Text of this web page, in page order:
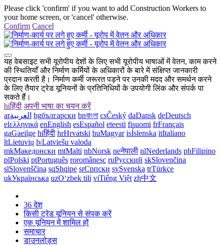
Please click 'confirm' if you want to add Construction Workers to
your home screen, or 'cancel' otherwise.
Confirm Cancel
यह वेबसाइट सभी यूरोपीय देशों के लिए सभी यूरोपीय भाषाओं में वेतन, काम करने
की स्थितियाँ और निर्माण कर्मियों के अधिकारों के बारे में संक्षिप्त जानकारी
प्रदान करती है। निर्माण कर्मी जरूरत पड़ने पर उनकी मदद और समर्थन करने
के लिए तैयार ट्रेड यूनियनों के प्रतिनिधियों के उपयोगी लिंक और संपर्क पा
सकते हैं।
hiहिंदी अपनी भाषा का चयन करें
arالعربية bgбългарски bnবাংলা csČeský daDansk deDeutsch
elελληνικά enEnglish esEspañol eteesti fisuomi frFrançais
gaGaeilge hiहिंदी hrHrvatski huMagyar isÍslenska itItaliano
ltLietuvių lvLatviešu valoda
mkМакедонски mtMalti nbNorsk neनेपाली nlNederlands phFilipino
plPolski ptPortuguês roromânesc ruРусский skSlovenčina
slSlovenščina sqShqipe srСрпски svSvenska trTürkçe
ukУкраїнська uzOʻzbek tili viTiếng Việt zh中文
36 देश
किसी ट्रेड यूनियन से संपक करें
एक यूनियन में शामिल हों
समाचार
डाउनलोड्स